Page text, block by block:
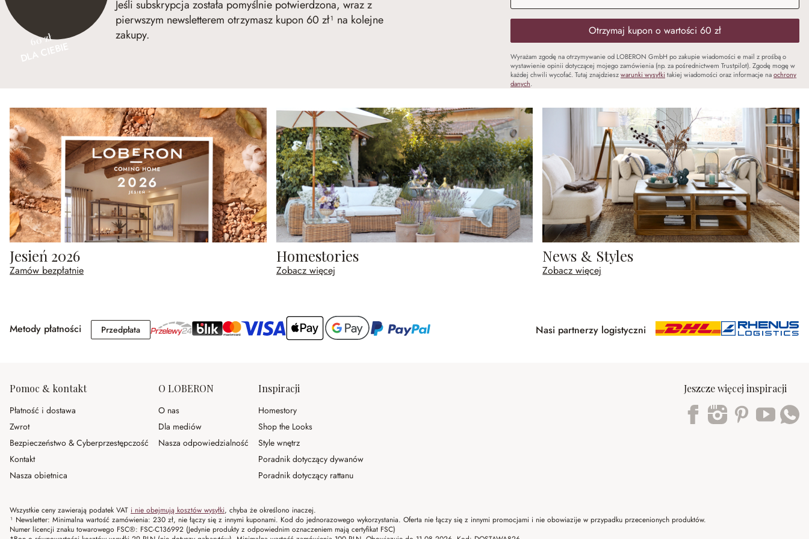
60 zł
Jeśli subskrypcja została pomyślnie potwierdzona, wraz z
pierwszym newsletterem otrzymasz kupon 60 zł¹ na kolejne
zakupy.
Otrzymaj kupon o wartości 60 zł
Wyrażam zgodę na otrzymywanie od LOBERON GmbH po zakupie wiadomości e mail z prośbą o
wystawienie opinii dotyczącej mojego zamówienia (np. za pośrednictwem Trustpilot). Zgodę mogę w
każdej chwili wycofać. Tutaj znajdzieszwarunki wysyłki takiej wiadomości oraz informacje naochrony
danych.
Jesień 2026
Zamów bezpłatnie
Homestories
Zobacz więcej
News & Styles
Zobacz więcej
Metody płatności PrzedpłataPrzedpłata Nasi partnerzy logistyczni
Pomoc & kontakt
Płatność i dostawa
Zwrot
Bezpieczeństwo & Cyberprzestępczość
Kontakt
Nasza obietnica
O LOBERON
O nas
Dla mediów
Nasza odpowiedzialność
Inspiracji
Homestory
Shop the Looks
Style wnętrz
Poradnik dotyczący dywanów
Poradnik dotyczący rattanu
Jeszcze więcej inspiracji
Wszystkie ceny zawierają podatek VAT i nie obejmują kosztów wysyłki, chyba że określono inaczej.
¹ Newsletter: Minimalna wartość zamówienia: 230 zł, nie łączy się z innymi kuponami. Kod do jednorazowego wykorzystania. Oferta nie łączy się z innymi promocjami i nie obowiazije w przypadku przecenionych produktów.
Numer licencji znaku towarowego FSC®: FSC-C136992 (Jedynie produkty z odpowiednim oznaczeniem mają certyfikat FSC)